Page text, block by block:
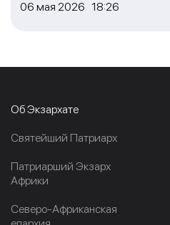
06 мая 2026 18:26
Об Экзархате
Cвятейший Патриарх
Патриарший Экзарх
Африки
Северо-Африканская